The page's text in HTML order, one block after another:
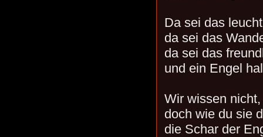
Da sei das
da sei das
da sei das
und ein Engel
Wir wissen
doch wie du sie
die Schar der